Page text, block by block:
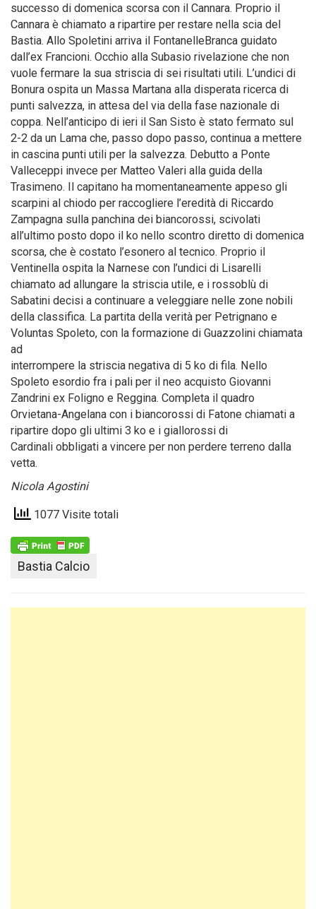
successo di domenica scorsa con il Cannara. Proprio il
Cannara è chiamato a ripartire per restare nella scia del
Bastia. Allo Spoletini arriva il FontanelleBranca guidato
dall’ex Francioni. Occhio alla Subasio rivelazione che non
vuole fermare la sua striscia di sei risultati utili. L’undici di
Bonura ospita un Massa Martana alla disperata ricerca di
punti salvezza, in attesa del via della fase nazionale di
coppa. Nell’anticipo di ieri il San Sisto è stato fermato sul
2-2 da un Lama che, passo dopo passo, continua a mettere
in cascina punti utili per la salvezza. Debutto a Ponte
Valleceppi invece per Matteo Valeri alla guida della
Trasimeno. Il capitano ha momentaneamente appeso gli
scarpini al chiodo per raccogliere l’eredità di Riccardo
Zampagna sulla panchina dei biancorossi, scivolati
all’ultimo posto dopo il ko nello scontro diretto di domenica
scorsa, che è costato l’esonero al tecnico. Proprio il
Ventinella ospita la Narnese con l’undici di Lisarelli
chiamato ad allungare la striscia utile, e i rossoblù di
Sabatini decisi a continuare a veleggiare nelle zone nobili
della classifica. La partita della verità per Petrignano e
Voluntas Spoleto, con la formazione di Guazzolini chiamata
ad
interrompere la striscia negativa di 5 ko di fila. Nello
Spoleto esordio fra i pali per il neo acquisto Giovanni
Zandrini ex Foligno e Reggina. Completa il quadro
Orvietana-Angelana con i biancorossi di Fatone chiamati a
ripartire dopo gli ultimi 3 ko e i giallorossi di
Cardinali obbligati a vincere per non perdere terreno dalla
vetta.
Nicola Agostini
1077 Visite totali
Bastia Calcio